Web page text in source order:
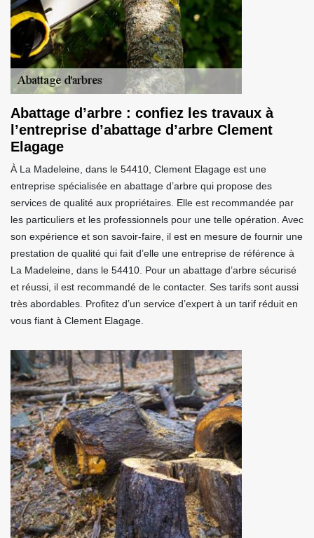
Abattage d’arbre : confiez les travaux à
l’entreprise d’abattage d’arbre Clement
Elagage
À La Madeleine, dans le 54410, Clement Elagage est une
entreprise spécialisée en abattage d’arbre qui propose des
services de qualité aux propriétaires. Elle est recommandée par
les particuliers et les professionnels pour une telle opération. Avec
son expérience et son savoir-faire, il est en mesure de fournir une
prestation de qualité qui fait d’elle une entreprise de référence à
La Madeleine, dans le 54410. Pour un abattage d’arbre sécurisé
et réussi, il est recommandé de le contacter. Ses tarifs sont aussi
très abordables. Profitez d’un service d’expert à un tarif réduit en
vous fiant à Clement Elagage.